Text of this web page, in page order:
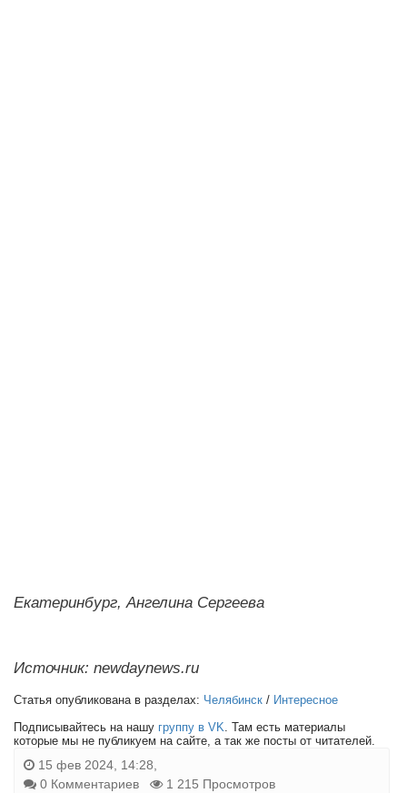
Екатеринбург, Ангелина Сергеева
Источник: newdaynews.ru
Статья опубликована в разделах: Челябинск / Интересное
Подписывайтесь на нашу группу в VK. Там есть материалы
которые мы не публикуем на сайте, а так же посты от читателей.
15 фев 2024, 14:28,
0 Комментариев
1 215 Просмотров